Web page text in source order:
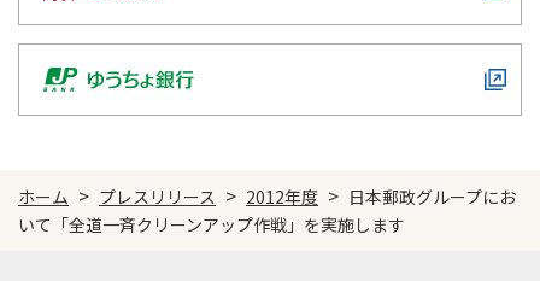
ホーム > プレスリリース > 2012年度 > 日本郵政グループにお
いて「全道一斉クリーンアップ作戦」を実施します